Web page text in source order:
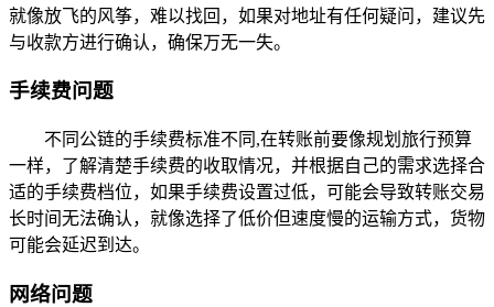
就像放飞的风筝，难以找回，如果对地址有任何疑问，建议先
与收款方进行确认，确保万无一失。
手续费问题
不同公链的手续费标准不同,在转账前要像规划旅行预算
一样，了解清楚手续费的收取情况，并根据自己的需求选择合
适的手续费档位，如果手续费设置过低，可能会导致转账交易
长时间无法确认，就像选择了低价但速度慢的运输方式，货物
可能会延迟到达。
网络问题